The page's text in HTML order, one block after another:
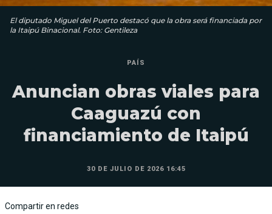
El diputado Miguel del Puerto destacó que la obra será financiada por
la Itaipú Binacional. Foto: Gentileza
PAÍS
Anuncian obras viales para
Caaguazú con
financiamiento de Itaipú
30 DE JULIO DE 2026 16:45
Compartir en redes